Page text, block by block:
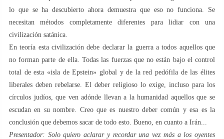
lo que se ha descubierto ahora demuestra que eso no funciona. Se
necesitan métodos completamente diferentes para lidiar con una
civilización satánica.
En teoría esta civilización debe declarar la guerra a todos aquellos que
no forman parte de ella. Todas las fuerzas que no están bajo el control
total de esta «isla de Epstein» global y de la red pedófila de las élites
liberales deben rebelarse. El deber religioso lo exige, incluso para los
círculos judíos, que ven adónde llevan a la humanidad aquellos que se
escudan en su nombre. Creo que es nuestro deber común y esa es la
conclusión que debemos sacar de todo esto. Bueno, en cuanto a Irán...
Presentador: Solo quiero aclarar y recordar una vez más a los oyentes